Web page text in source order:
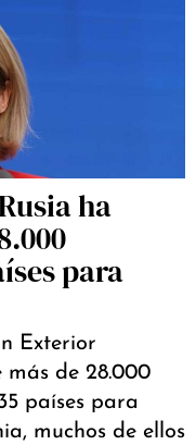
ha
para
Exterior
de 28.000
países para
muchos de ellos